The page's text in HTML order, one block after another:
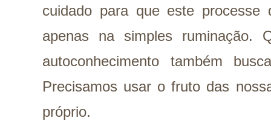
cuidado para que este processe
apenas na simples ruminação.
autoconhecimento também
Precisamos usar o fruto das
próprio.